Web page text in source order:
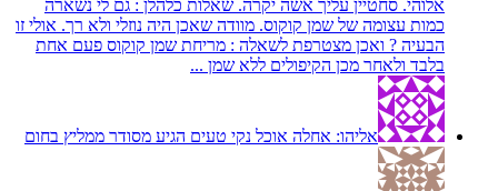
אלוהי. סחטיין עליך אשה יקרה. שאלות כלהלן : גם לי נשארה
כמות עצומה של שמן קוקוס. מוודה שאכן היה נוזלי ולא רך. אולי זו
הבעיה ? ואכן מצטרפת לשאלה : מריחת שמן קוקוס פעם אחת
בלבד ולאחר מכן הקיפולים ללא שמן ...
אליהו: אחלה אוכל נקי טעים הגיע מסודר ממליץ בחום